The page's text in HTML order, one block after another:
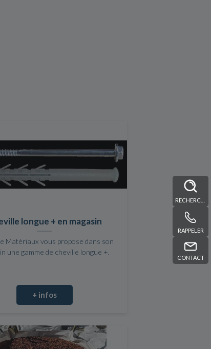
RAPPELER
CONTACT
longue + en magasin
Matériaux vous propose dans son
une gamme de cheville longue +.
+ infos